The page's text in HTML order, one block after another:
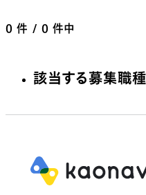
0 件 / 0 件中
該当する募集職種